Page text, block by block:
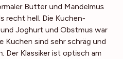
Butter und Mandelmus
recht hell. Die Kuchen-
und Joghurt und Obstmus war
Kuchen sind sehr schräg und
Der Klassiker ist optisch am